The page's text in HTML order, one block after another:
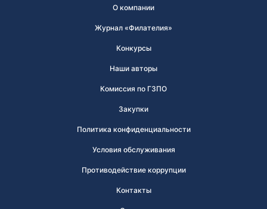
О компании
Журнал «Филателия»
Конкурсы
Наши авторы
Комиссия по ГЗПО
Закупки
Политика конфиденциальности
Условия обслуживания
Противодействие коррупции
Контакты